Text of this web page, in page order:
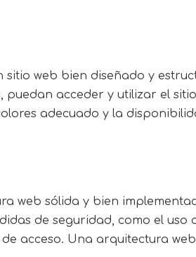
web bien diseñado y
acceder y utilizar el
adecuado y la
web sólida y bien
de seguridad, como el uso
acceso. Una arquitectura